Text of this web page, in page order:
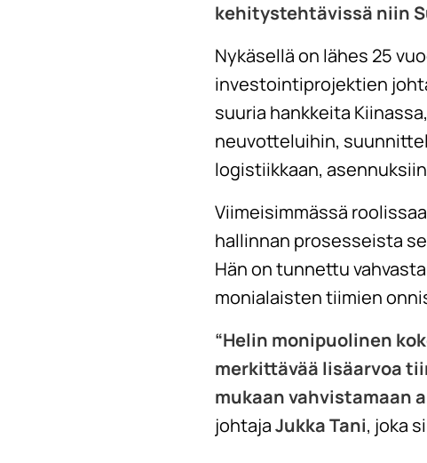
kehitystehtävissä niin
Nykäsellä on lähes 25
investointiprojektien
suuria hankkeita
neuvotteluihin,
logistiikkaan,
Viimeisimmässä
hallinnan prosesseista
Hän on tunnettu
monialaisten tiimien
“Helin monipuolinen
merkittävää lisäarvoa
mukaan vahvistamaan
johtajaJukka Tani, joka